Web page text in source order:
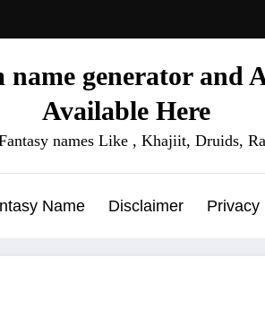
generator and
Available Here
names Like , Khajiit, Druids,
Name Disclaimer Privacy